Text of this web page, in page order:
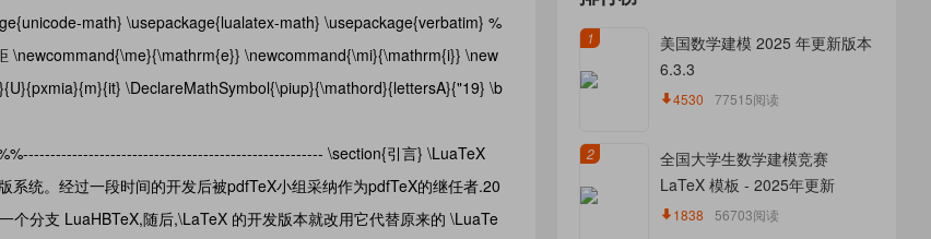
math} \usepackage{lualatex-math} \usepackage{verbatim} %
\newcommand{\mi}{\mathrm{i}} \new
\DeclareMathSymbol{\piup}{\mathord}{lettersA}{"19} \b
\section{引言} \LuaTeX
统。经过一段时间的开发后被pdfTeX小组采纳作为pdfTeX的继任者.20
分支 LuaHBTeX,随后,\LaTeX 的开发版本就改用它代替原来的 \LuaTe
1
美国数学建模 2025 年更新版本
6.3.3
4530 77515阅读
2
全国大学生数学建模竞赛
LaTeX 模板 - 2025年更新
1838 56703阅读